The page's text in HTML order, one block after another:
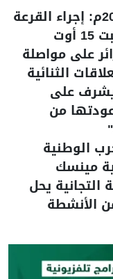
حج موسم 1448هـ/2027م: إجراء القرعة
على مواصلة
الثنائية
يشرف على
من
الوطنية
مينسك
التجانية يحل
الأنشطة